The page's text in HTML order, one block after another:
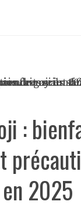
:
2025